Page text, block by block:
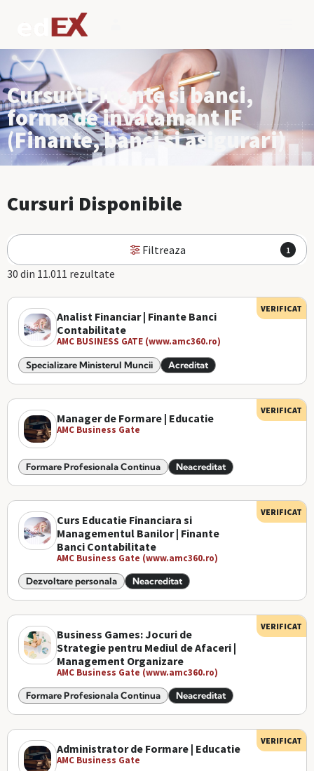
Cursuri Finante si banci,
forma de invatamant IF
(Finante, banci si asigurari)
Cursuri Disponibile
Filtreaza 1
30 din 11.011 rezultate
Analist Financiar | Finante Banci
Contabilitate
AMC BUSINESS GATE (www.amc360.ro)
Specializare Ministerul Muncii Acreditat
VERIFICAT
Manager de Formare | Educatie
AMC Business Gate
Formare Profesionala Continua Neacreditat
VERIFICAT
Curs Educatie Financiara si
Managementul Banilor | Finante
Banci Contabilitate
AMC Business Gate (www.amc360.ro)
Dezvoltare personala Neacreditat
VERIFICAT
Business Games: Jocuri de
Strategie pentru Mediul de Afaceri |
Management Organizare
AMC Business Gate (www.amc360.ro)
Formare Profesionala Continua Neacreditat
VERIFICAT
Administrator de Formare | Educatie
AMC Business Gate
VERIFICAT